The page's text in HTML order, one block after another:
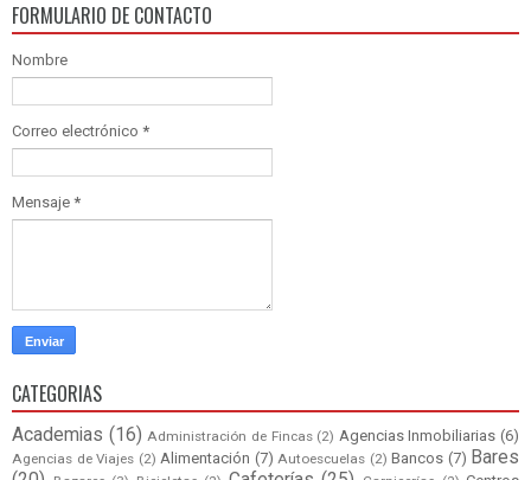
FORMULARIO DE CONTACTO
Nombre
Correo electrónico *
Mensaje *
CATEGORIAS
Academias (16) Administración de Fincas (2) Agencias Inmobiliarias (6)
Agencias de Viajes (2) Alimentación (7) Autoescuelas (2) Bancos (7) Bares